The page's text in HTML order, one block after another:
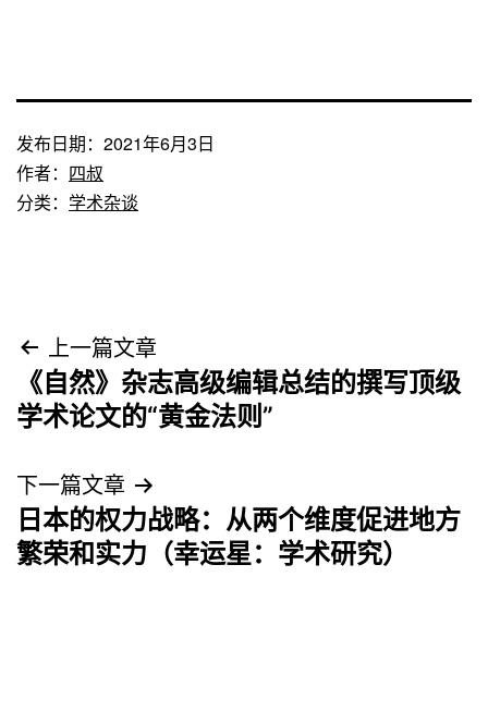
发布日期： 2021年6月3日
作者： 四叔
分类： 学术杂谈
文
章
航
上一篇文章
《自然》杂志高级编辑总结的撰写顶级
学术论文的“黄金法则”
下一篇文章
日本的权力战略：从两个维度促进地方
繁荣和实力（幸运星：学术研究）